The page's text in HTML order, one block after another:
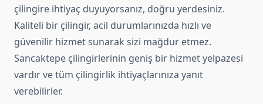
çilingire ihtiyaç duyuyorsanız, doğru yerdesiniz.
Kaliteli bir çilingir, acil durumlarınızda hızlı ve
güvenilir hizmet sunarak sizi mağdur etmez.
Sancaktepe çilingirlerinin geniş bir hizmet yelpazesi
vardır ve tüm çilingirlik ihtiyaçlarınıza yanıt
verebilirler.